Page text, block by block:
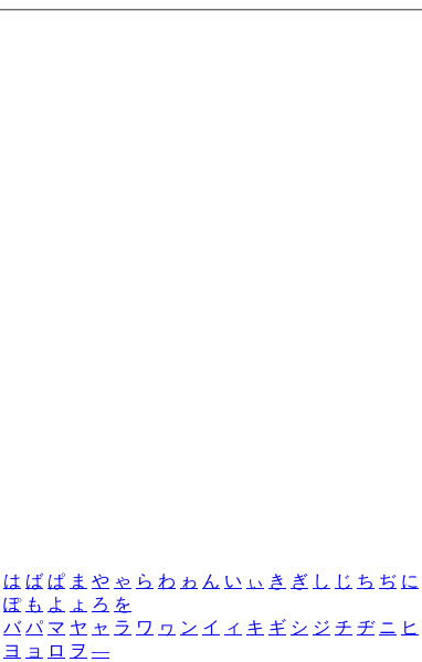
は ば ぱ ま や ゃ ら わ ゎ ん い ぃ き ぎ し じ ち ぢ に
ぽ も よ ょ ろ を
バ パ マ ヤ ャ ラ ワ ヮ ン イ ィ キ ギ シ ジ チ ヂ ニ ヒ
ヨ ョ ロ ヲ ―